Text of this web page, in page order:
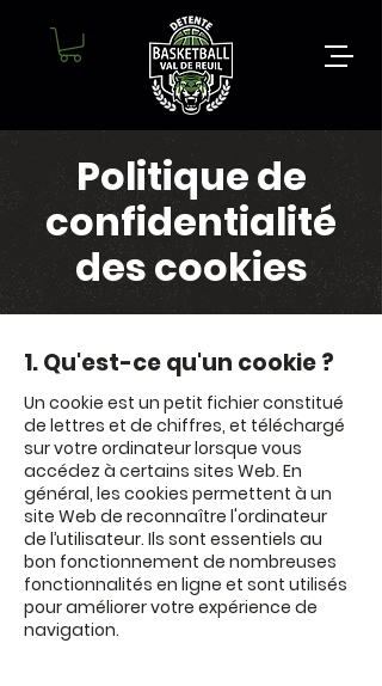
Politique de
confidentialité
des cookies
1. Qu'est-ce qu'un cookie ?
Un cookie est un petit fichier constitué
de lettres et de chiffres, et téléchargé
sur votre ordinateur lorsque vous
accédez à certains sites Web. En
général, les cookies permettent à un
site Web de reconnaître l'ordinateur
de l’utilisateur. Ils sont essentiels au
bon fonctionnement de nombreuses
fonctionnalités en ligne et sont utilisés
pour améliorer votre expérience de
navigation.